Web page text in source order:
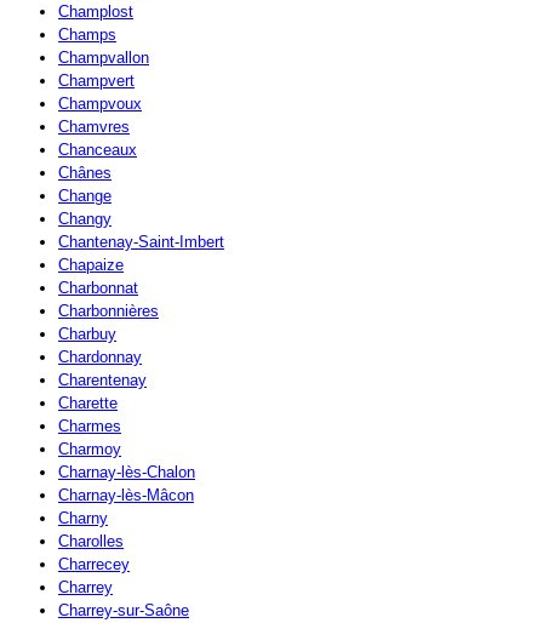
Champlost
Champs
Champvallon
Champvert
Champvoux
Chamvres
Chanceaux
Chânes
Change
Changy
Chantenay-Saint-Imbert
Chapaize
Charbonnat
Charbonnières
Charbuy
Chardonnay
Charentenay
Charette
Charmes
Charmoy
Charnay-lès-Chalon
Charnay-lès-Mâcon
Charny
Charolles
Charrecey
Charrey
Charrey-sur-Saône